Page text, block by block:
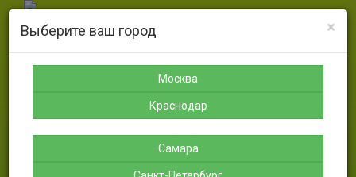
Москва
Санкт-
Петербург
366-07-
sales@s-spectehnika.ru
×
Выберите ваш город
Москва
Краснодар
Самара